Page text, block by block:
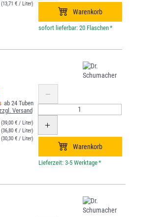
(13,71 € / Liter)
*
24
(39,00 € / Liter)
(36,80 € / Liter)
(30,30 € / Liter)
*